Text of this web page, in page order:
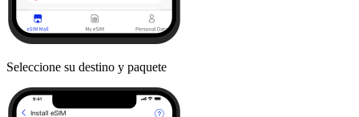
Seleccione su destino y paquete